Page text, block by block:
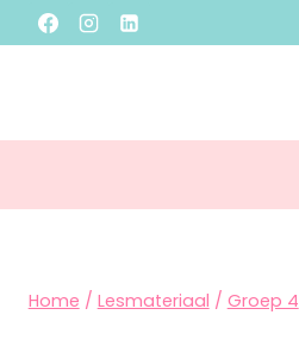
Home / Lesmateriaal / Groep 4